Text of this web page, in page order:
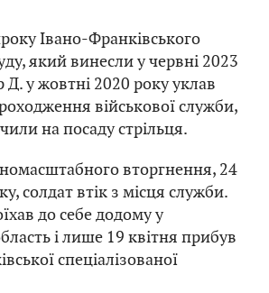
Івано-Франківського
який винесли у червні 2023
Д. у жовтні 2020 року уклав
військової служби,
на посаду стрільця.
вторгнення, 24
солдат втік з місця служби.
до себе додому у
і лише 19 квітня прибув
спеціалізованої